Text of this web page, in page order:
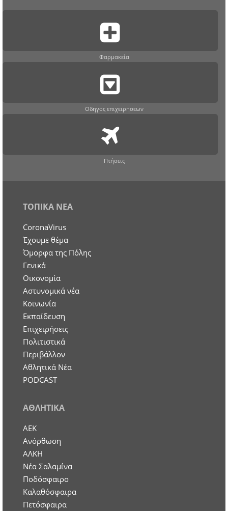
Φαρμακεία
Οδηγος επιχειρησεων
Πτήσεις
ΤΟΠΙΚΑ ΝΕΑ
CoronaVirus
Έχουμε θέμα
Όμορφα της Πόλης
Γενικά
Οικονομία
Aστυνομικά νέα
Κοινωνία
Εκπαίδευση
Επιχειρήσεις
Πολιτιστικά
Περιβάλλον
Αθλητικά Νέα
PODCAST
ΑΘΛΗΤΙΚΑ
ΑΕΚ
Ανόρθωση
ΑΛΚΗ
Νέα Σαλαμίνα
Ποδόσφαιρο
Καλαθόσφαιρα
Πετόσφαιρα